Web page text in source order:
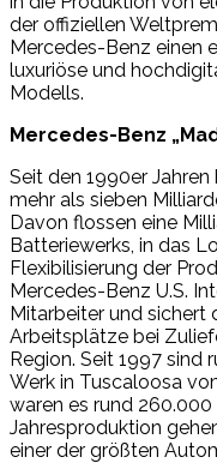
der offiziellen
Mercedes-Benz einen
luxuriöse und
Modells.
Mercedes-Benz
Seit den 1990er
mehr als sieben
Davon flossen eine
Batteriewerks, in das
Flexibilisierung der
Mercedes-Benz U.S.
Mitarbeiter und sichert
Arbeitsplätze bei
Region. Seit 1997 sind
Werk in Tuscaloosa
waren es rund
Jahresproduktion
einer der größten